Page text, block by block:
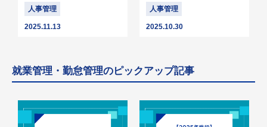
人事管理
2025.11.13
人事管理
2025.10.30
就業管理・勤怠管理のピックアップ記事